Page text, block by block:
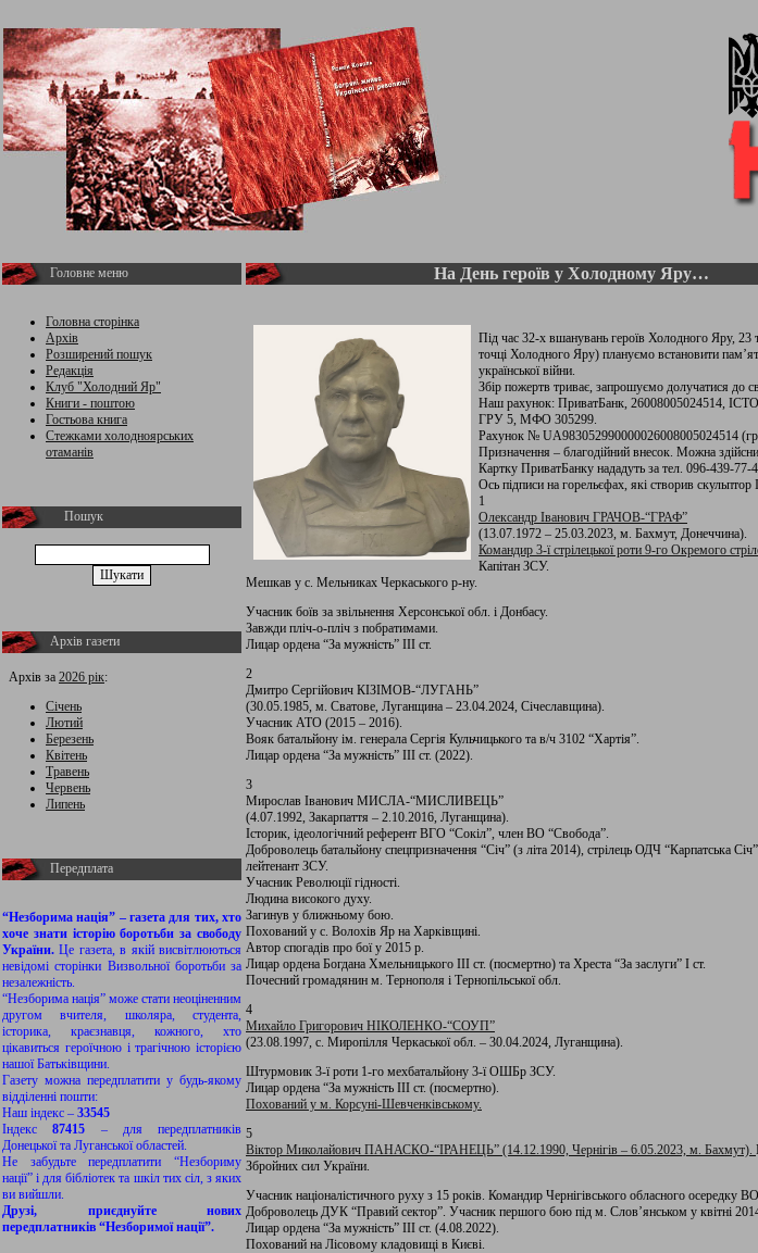
Головне меню
Головна сторінка
Архів
Розширений пошук
Редакція
Клуб "Холодний Яр"
Книги - поштою
Гостьова книга
Стежками холодноярських
отаманів
Пошук
Архів газети
Архів за 2026 рік:
Січень
Лютий
Березень
Квітень
Травень
Червень
Липень
Передплата
“Незборима нація” – газета для тих, хто
хоче знати історію боротьби за свободу
України.Це газета, в якій висвітлюються
невідомі сторінки Визвольної боротьби за
незалежність.
“Незборима нація” може стати неоціненним
другом вчителя, школяра, студента,
історика, краєзнавця, кожного, хто
цікавиться героїчною і трагічною історією
нашої Батьківщини.
Газету можна передплатити у будь-якому
відділенні пошти:
Наш індекс – 33545
Індекс87415 – для передплатників
Донецької та Луганської областей.
Не забудьте передплатити “Незбориму
нації” і для бібліотек та шкіл тих сіл, з яких
ви вийшли.
Друзі, приєднуйте нових
передплатників “Незборимої нації”.
На День героїв у Холодному Яру…
Під час 32-х вшанувань героїв Холодного Яру, 23
точці Холодного Яру) плануємо встановити
української війни.
Збір пожертв триває, запрошуємо долучатися до
Наш рахунок: ПриватБанк,
ГРУ 5, МФО 305299.
Рахунок № UA983052990000026008005024514
Призначення – благодійний внесок. Можна
Картку ПриватБанку нададуть за тел. 096-439-77-
Ось підписи на горельєфах, які створив
1
Олександр Іванович ГРАЧОВ-“ГРАФ”
(13.07.1972 – 25.03.2023, м. Бахмут, Донеччина).
Командир 3-ї стрілецької роти 9-го Окремого
Капітан ЗСУ.
Мешкав у с. Мельниках Черкаського р-ну.
Учасник боїв за звільнення Херсонської обл. і Донбасу.
Завжди пліч-о-пліч з побратимами.
Лицар ордена “За мужність” ІІІ ст.
2
Дмитро Сергійович КІЗІМОВ-“ЛУГАНЬ”
(30.05.1985, м. Сватове, Луганщина – 23.04.2024, Січеславщина).
Учасник АТО (2015 – 2016).
Вояк батальйону ім. генерала Сергія Кульчицького та в/ч 3102 “Хартія”.
Лицар ордена “За мужність” III ст. (2022).
3
Мирослав Іванович МИСЛА-“МИСЛИВЕЦЬ”
(4.07.1992, Закарпаття – 2.10.2016, Луганщина).
Історик, ідеологічний референт ВГО “Сокіл”, член ВО “Свобода”.
Доброволець батальйону спецпризначення “Січ” (з літа 2014), стрілець ОДЧ
лейтенант ЗСУ.
Учасник Революції гідності.
Людина високого духу.
Загинув у ближньому бою.
Похований у с. Волохів Яр на Харківщині.
Автор спогадів про бої у 2015 р.
Лицар ордена Богдана Хмельницького III ст. (посмертно) та Хреста “За заслуги” I ст.
Почесний громадянин м. Тернополя і Тернопільської обл.
4
Михайло Григорович НІКОЛЕНКО-“СОУП”
(23.08.1997, с. Миропілля Черкаської обл. – 30.04.2024, Луганщина).
Штурмовик 3-ї роти 1-го мехбатальйону 3-ї ОШБр ЗСУ.
Лицар ордена “За мужність ІІІ ст. (посмертно).
Похований у м. Корсуні-Шевченківському.
5
Віктор Миколайович ПАНАСКО-“ІРАНЕЦЬ” (14.12.1990, Чернігів – 6.05.2023, м. Бахмут).
Збройних сил України.
Учасник націоналістичного руху з 15 років. Командир Чернігівського обласного осередку
Доброволець ДУК “Правий сектор”. Учасник першого бою під м. Слов’янськом у квітні 2014
Лицар ордена “За мужність” III ст. (4.08.2022).
Похований на Лісовому кладовищі в Києві.